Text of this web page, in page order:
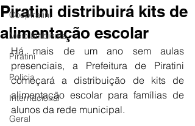
Coopiratini
Meio ambiente
Piratini
Polícia
Internacional
Geral
Piratini distribuirá kits de
alimentação escolar
Há mais de um ano sem aulas
presenciais, a Prefeitura de Piratini
começará a distribuição de kits de
alimentação escolar para famílias de
alunos da rede municipal.